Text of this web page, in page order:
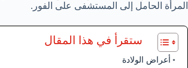
المرأة الحامل إلى المستشفى على الفور.
ستقرأ في هذا المقال
أعراض الولادة